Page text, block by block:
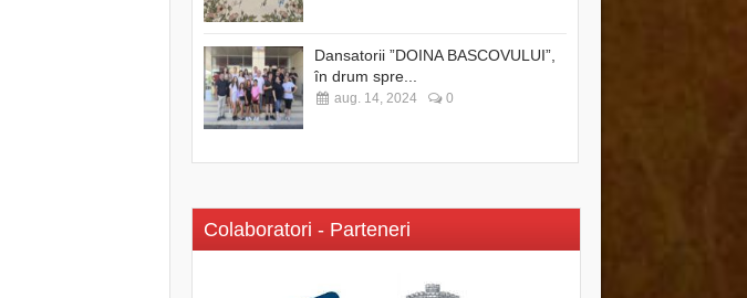
Dansatorii ”DOINA BASCOVULUI”,
în drum spre...
aug. 14, 2024 0
Colaboratori - Parteneri